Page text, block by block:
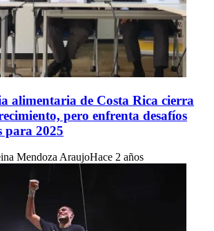
alimentaria de Costa Rica cierra
pero enfrenta desafíos
para 2025
Mendoza AraujoHace 2 años